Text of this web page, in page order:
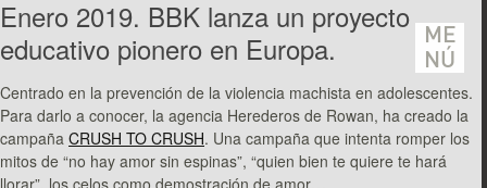
ME
NÚ
Enero 2019. BBK lanza un proyecto
educativo pionero en Europa.
Centrado en la prevención de la violencia machista en adolescentes.
Para darlo a conocer, la agencia Herederos de Rowan, ha creado la
campaña CRUSH TO CRUSH. Una campaña que intenta romper los
mitos de “no hay amor sin espinas”, “quien bien te quiere te hará
llorar”, los celos como demostración de amor…